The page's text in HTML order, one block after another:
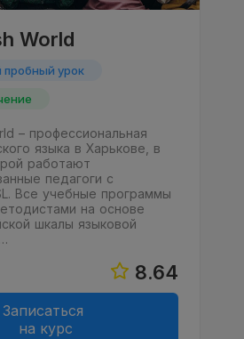
World
урок
– профессиональная
языка в Харькове, в
работают
педагоги с
Все учебные программы
на основе
шкалы языковой
8.64
Записаться
на курс